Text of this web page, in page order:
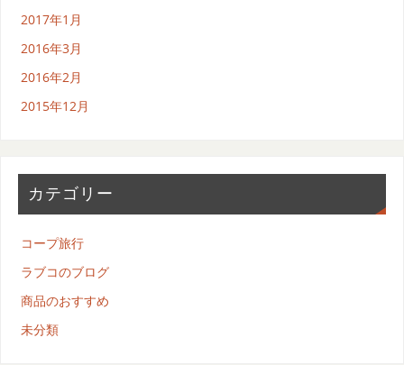
2017年1月
2016年3月
2016年2月
2015年12月
カテゴリー
コープ旅行
ラブコのブログ
商品のおすすめ
未分類